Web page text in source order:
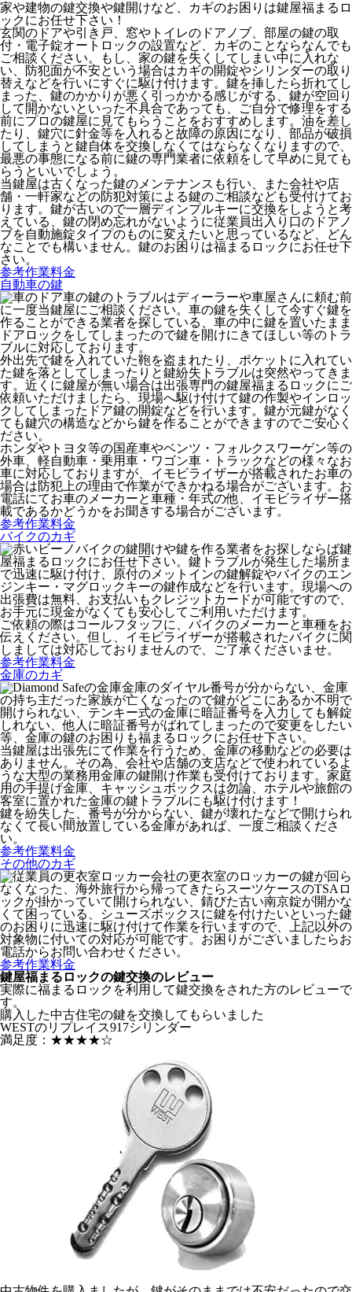
家や建物の鍵交換や鍵開けなど、カギのお困りは鍵屋福まるロ
ックにお任せ下さい！
玄関のドアや引き戸、窓やトイレのドアノブ、部屋の鍵の取
付・電子錠オートロックの設置など、カギのことならなんでも
ご相談ください。もし、家の鍵を失くしてしまい中に入れな
い、防犯面が不安という場合はカギの開錠やシリンダーの取り
替えなどを行いにすぐに駆け付けます。鍵を挿したら折れてし
まった、鍵のかかりが悪く引っかかる感じがする、鍵が空回り
して開かないといった不具合であっても、ご自分で修理をする
前にプロの鍵屋に見てもらうことをおすすめします。油を差し
たり、鍵穴に針金等を入れると故障の原因になり、部品が破損
してしまうと鍵自体を交換しなくてはならなくなりますので、
最悪の事態になる前に鍵の専門業者に依頼をして早めに見ても
らうといいでしょう。
当鍵屋は古くなった鍵のメンテナンスも行い、また会社や店
舗・一軒家などの防犯対策による鍵のご相談なども受付けてお
ります。鍵が古いので一層ディンプルキーに交換をしようと考
えている、鍵の閉め忘れがないように従業員出入り口のドアノ
ブを自動施錠タイプのものに変えたいと思っているなど、どん
なことでも構いません。鍵のお困りは福まるロックにお任せ下
さい。
参考作業料金
自動車の鍵
車の鍵のトラブルはディーラーや車屋さんに頼む前
に一度当鍵屋にご相談ください。車の鍵を失くして今すぐ鍵を
作ることができる業者を探している、車の中に鍵を置いたまま
ドアロックをしてしまったので鍵を開けにきてほしい等のトラ
ブルに対応しております。
外出先で鍵を入れていた鞄を盗まれたり、ポケットに入れてい
た鍵を落としてしまったりと鍵紛失トラブルは突然やってきま
す。近くに鍵屋が無い場合は出張専門の鍵屋福まるロックにご
依頼いただけましたら、現場へ駆け付けて鍵の作製やインロッ
クしてしまったドア鍵の開錠などを行います。鍵が元鍵がなく
ても鍵穴の構造などから鍵を作ることができますのでご安心く
ださい。
ホンダやトヨタ等の国産車やベンツ・フォルクスワーゲン等の
外車、軽自動車・乗用車・ワゴン車・トラックなどの様々なお
車に対応しておりますが、イモビライザーが搭載されたお車の
場合は防犯上の理由で作業ができかねる場合がございます。お
電話にてお車のメーカーと車種・年式の他、イモビライザー搭
載であるかどうかをお聞きする場合がございます。
参考作業料金
バイクのカギ
バイクの鍵開けや鍵を作る業者をお探しならば鍵
屋福まるロックにお任せ下さい。鍵トラブルが発生した場所ま
で迅速に駆け付け、原付のメットインの鍵解錠やバイクのエン
ジンキー・マグロックキーの鍵作成などを行います。現場への
出張費は無料、お支払いもクレジットカードが可能ですので、
お手元に現金がなくても安心してご利用いただけます。
ご依頼の際はコールフタッフに、バイクのメーカーと車種をお
伝えください。但し、イモビライザーが搭載されたバイクに関
しましては対応しておりませんので、ご了承くださいませ。
参考作業料金
金庫のカギ
金庫のダイヤル番号が分からない、金庫
の持ち主だった家族が亡くなったので鍵がどこにあるか不明で
開けられない、テンキー式の金庫に暗証番号を入力しても解錠
しれない、他人に暗証番号がばれてしまったので変更をしたい
等、金庫の鍵のお困りも福まるロックにお任せ下さい。
当鍵屋は出張先にて作業を行うため、金庫の移動などの必要は
ありません。その為、会社や店舗の支店などで使われているよ
うな大型の業務用金庫の鍵開け作業も受付けております。家庭
用の手提げ金庫、キャッシュボックスは勿論、ホテルや旅館の
客室に置かれた金庫の鍵トラブルにも駆け付けます！
鍵を紛失した、番号が分からない、鍵が壊れたなどで開けられ
なくて長い間放置している金庫があれば、一度ご相談くださ
い。
参考作業料金
その他のカギ
会社の更衣室のロッカーの鍵が回ら
なくなった、海外旅行から帰ってきたらスーツケースのTSAロ
ックが掛かっていて開けられない、錆びた古い南京錠が開かな
くて困っている、シューズボックスに鍵を付けたいといった鍵
のお困りに迅速に駆け付けて作業を行いますので、上記以外の
対象物に付いての対応が可能です。お困りがございましたらお
電話からお問い合わせください。
参考作業料金
鍵屋福まるロックの鍵交換のレビュー
実際に福まるロックを利用して鍵交換をされた方のレビューで
す。
購入した中古住宅の鍵を交換してもらいました
WESTのリプレイス917シリンダー
満足度： ★★★★☆